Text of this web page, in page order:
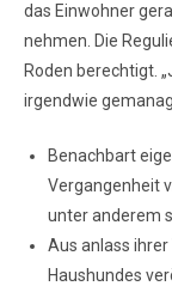
das Einwohner
nehmen. Die
Roden berechtigt.
irgendwie
Benachbart
Vergangenheit
unter anderem
Aus anlass
Haushundes